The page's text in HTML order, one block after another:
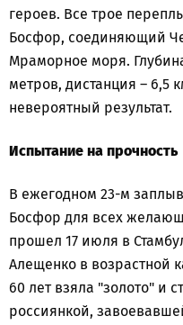
героев. Все трое
Босфор, соединяющий
Мраморное моря.
метров, дистанция – 6,5
невероятный результат.
Испытание на прочность
В ежегодном 23-м
Босфор для всех
прошел 17 июля в
Алещенко в возрастной
60 лет взяла "золото" и
россиянкой,